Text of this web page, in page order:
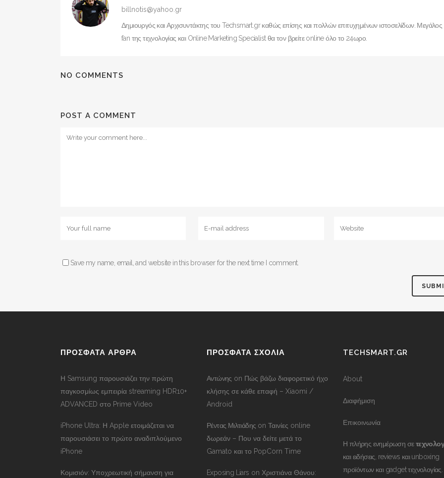
billnotis@yahoo.gr
Δημιουργός και Αρχισυντάκτης του Techsmart.gr καθώς επίσης και πολλών επιτυχημένων ιστοσελίδων. Μεγάλος
fan της τεχνολογίας και Online Marketing Specialist θα τον βρείτε online όλο το 24ωρο.
NO COMMENTS
POST A COMMENT
Save my name, email, and website in this browser for the next time I comment.
ΠΡΟΣΦΑΤΑ ΑΡΘΡΑ
Η Samsung παρουσιάζει την πρώτη
παγκοσμίως εμπειρία streaming HDR10+
ADVANCED στο Prime Video
iPhone Ultra: Η Apple ετοιμάζεται να
παρουσιάσει το πρώτο αναδιπλούμενο
iPhone
Κομισιόν: Υποχρεωτική σήμανση για
ΠΡΟΣΦΑΤΑ ΣΧΟΛΙΑ
Αντώνης on Πώς βάζω διαφορετικό ήχο
κλήσης σε κάθε επαφή – Xiaomi /
Android
Ρέντας Μιλτιάδης onΤαινίες online
δωρεάν – Που να δείτε μετά το
Gamato και το PopCorn Time
Exposing Liars on Χριστιάνα Θάνου:
TECHSMART.GR
About
Διαφήμιση
Επικοινωνία
Η πλήρης ενημέρωση σε
και ειδήσεις, reviews και unboxing
προϊόντων και gadget τεχνολογίας.